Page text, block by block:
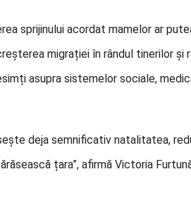
sprijinului acordat mamelor ar
migrației în rândul tinerilor și
asupra sistemelor sociale,
deja semnificativ natalitatea,
țara”, afirmă Victoria